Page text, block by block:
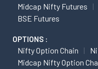
Midcap Nifty Futures
BSE Futures
OPTIONS :
Nifty Option Chain
Midcap Nifty Option